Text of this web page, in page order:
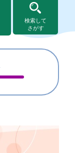
検索して
さがす